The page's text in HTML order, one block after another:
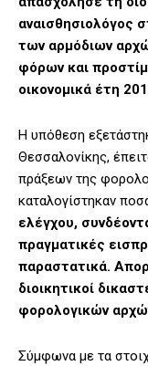
αναισθησιολόγος
των αρμόδιων
φόρων και
οικονομικά έτη
Η υπόθεση
Θεσσαλονίκης,
πράξεων της
καταλογίστηκαν
ελέγχου,
πραγματικές
παραστατικά.
διοικητικοί
φορολογικών
Σύμφωνα με τα